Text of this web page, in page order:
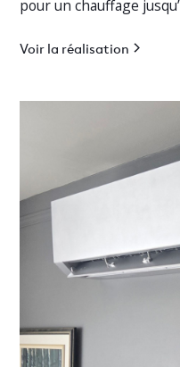
pour un chauffage
Voir la réalisation